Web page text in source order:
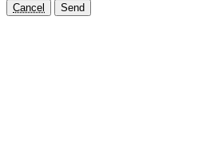
Cancel Send